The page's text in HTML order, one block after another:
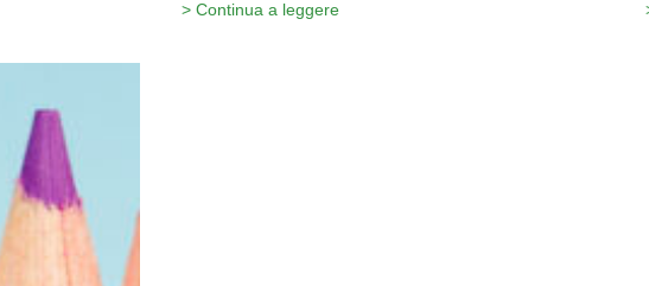
> Continua a leggere